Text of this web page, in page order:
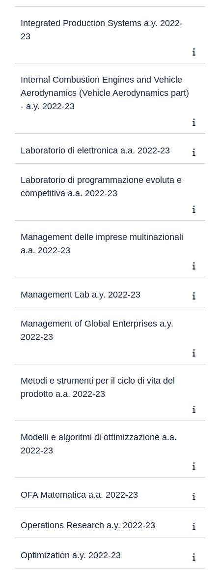
Integrated Production Systems a.y. 2022-
23
Internal Combustion Engines and Vehicle
Aerodynamics (Vehicle Aerodynamics part)
- a.y. 2022-23
Laboratorio di elettronica a.a. 2022-23
Laboratorio di programmazione evoluta e
competitiva a.a. 2022-23
Management delle imprese multinazionali
a.a. 2022-23
Management Lab a.y. 2022-23
Management of Global Enterprises a.y.
2022-23
Metodi e strumenti per il ciclo di vita del
prodotto a.a. 2022-23
Modelli e algoritmi di ottimizzazione a.a.
2022-23
OFA Matematica a.a. 2022-23
Operations Research a.y. 2022-23
Optimization a.y. 2022-23